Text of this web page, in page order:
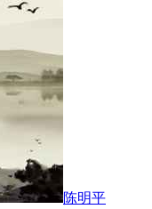
陈明平